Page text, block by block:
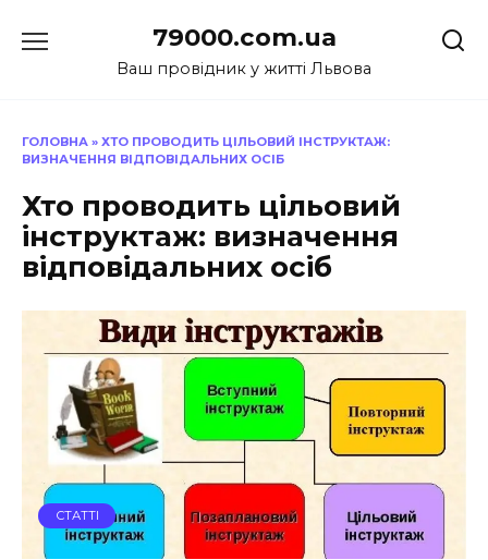
до
79000.com.ua
Ваш провідник у житті Львова
ГОЛОВНА » ХТО ПРОВОДИТЬ ЦІЛЬОВИЙ ІНСТРУКТАЖ:
ВИЗНАЧЕННЯ ВІДПОВІДАЛЬНИХ ОСІБ
Хто проводить цільовий
інструктаж: визначення
відповідальних осіб
СТАТТІ